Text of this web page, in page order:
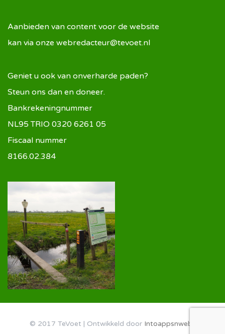
Aanbieden van content voor de website
kan via onze webredacteur@tevoet.nl
Geniet u ook van onverharde paden?
Steun ons dan en doneer.
Bankrekeningnummer
NL95 TRIO 0320 6261 05
Fiscaal nummer
8166.02.384
© 2017 TeVoet | Ontwikkeld door Intoappsnwebs